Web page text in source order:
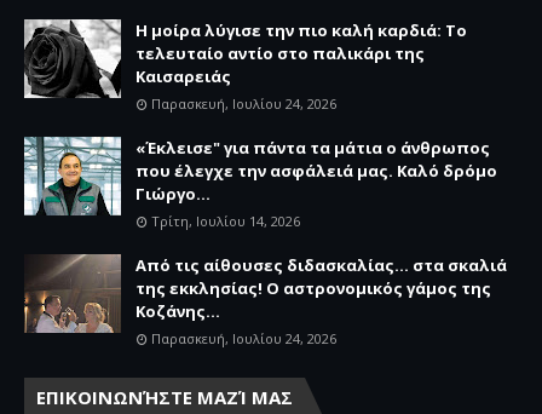
Η μοίρα λύγισε την πιο καλή καρδιά: Το
τελευταίο αντίο στο παλικάρι της
Καισαρειάς
Παρασκευή, Ιουλίου 24, 2026
«Έκλεισε" για πάντα τα μάτια ο άνθρωπος
που έλεγχε την ασφάλειά μας. Καλό δρόμο
Γιώργο...
Τρίτη, Ιουλίου 14, 2026
Από τις αίθουσες διδασκαλίας… στα σκαλιά
της εκκλησίας! Ο αστρονομικός γάμος της
Κοζάνης...
Παρασκευή, Ιουλίου 24, 2026
ΕΠΙΚΟΙΝΩΝΉΣΤΕ ΜΑΖΊ ΜΑΣ